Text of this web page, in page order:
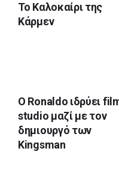
Το Καλοκαίρι της
Κάρμεν
Ο Ronaldo ιδρύει
studio μαζί με τον
δημιουργό των
Kingsman